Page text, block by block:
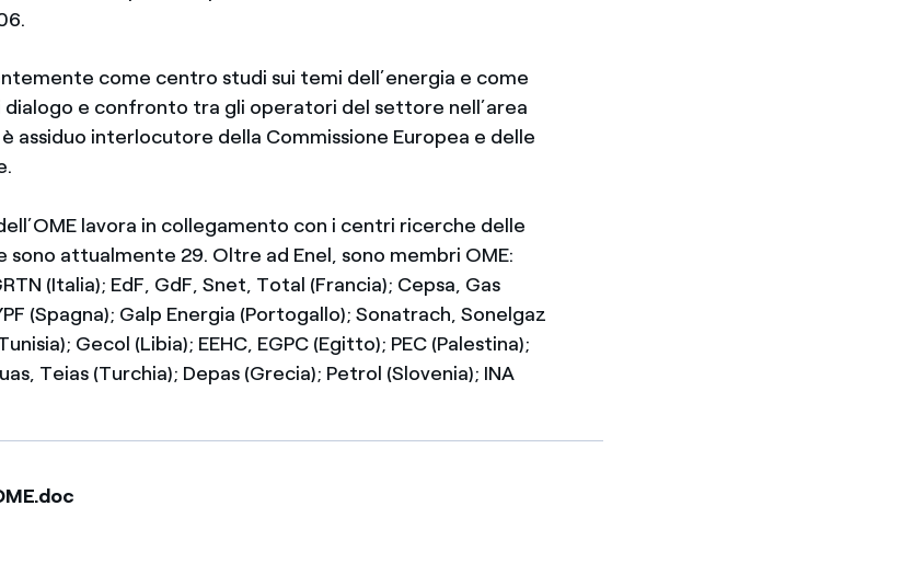
come centro studi sui temi dell’energia e come
e confronto tra gli operatori del settore nell’area
assiduo interlocutore della Commissione Europea e delle
lavora in collegamento con i centri ricerche delle
sono attualmente 29. Oltre ad Enel, sono membri OME:
(Italia); EdF, GdF, Snet, Total (Francia); Cepsa, Gas
(Spagna); Galp Energia (Portogallo); Sonatrach, Sonelgaz
Gecol (Libia); EEHC, EGPC (Egitto); PEC (Palestina);
Teias (Turchia); Depas (Grecia); Petrol (Slovenia); INA